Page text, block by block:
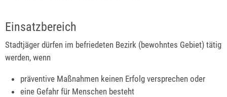
Einsatzbereich
Stadtjäger dürfen im befriedeten Bezirk (bewohntes Gebiet) tätig
werden, wenn
präventive Maßnahmen keinen Erfolg versprechen oder
eine Gefahr für Menschen besteht